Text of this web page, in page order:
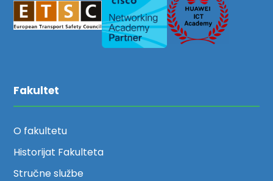
Fakultet
O fakultetu
Historijat Fakulteta
Stručne službe